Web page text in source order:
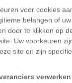
wildernis van
in Tanzania,
bloem nog
kan worden.
voor cookies
belangen of
door te klikken op
Uw voorkeuren
site en zijn